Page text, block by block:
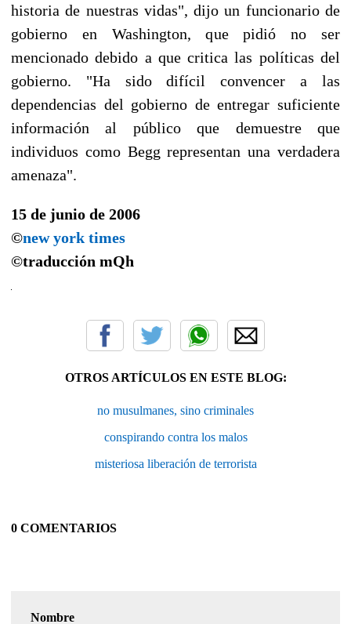
historia de nuestras vidas", dijo un funcionario de
gobierno en Washington, que pidió no ser
mencionado debido a que critica las políticas del
gobierno. "Ha sido difícil convencer a las
dependencias del gobierno de entregar suficiente
información al público que demuestre que
individuos como Begg representan una verdadera
amenaza".
15 de junio de 2006
©new york times
©traducción mQh
OTROS ARTÍCULOS EN ESTE BLOG:
no musulmanes, sino criminales
conspirando contra los malos
misteriosa liberación de terrorista
0 COMENTARIOS
Nombre